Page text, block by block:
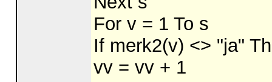
For v = 1 To s
If merk2(v) <> "ja"
vv = vv + 1